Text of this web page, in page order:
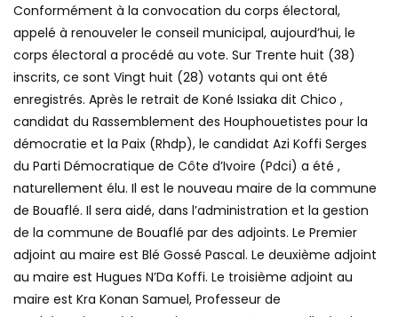
Conformément à la convocation du corps électoral,
appelé à renouveler le conseil municipal, aujourd’hui, le
corps électoral a procédé au vote. Sur Trente huit (38)
inscrits, ce sont Vingt huit (28) votants qui ont été
enregistrés. Après le retrait de Koné Issiaka dit Chico ,
candidat du Rassemblement des Houphouetistes pour la
démocratie et la Paix (Rhdp), le candidat Azi Koffi Serges
du Parti Démocratique de Côte d’Ivoire (Pdci) a été ,
naturellement élu. Il est le nouveau maire de la commune
de Bouaflé. Il sera aidé, dans l’administration et la gestion
de la commune de Bouaflé par des adjoints. Le Premier
adjoint au maire est Blé Gossé Pascal. Le deuxième adjoint
au maire est Hugues N’Da Koffi. Le troisième adjoint au
maire est Kra Konan Samuel, Professeur de